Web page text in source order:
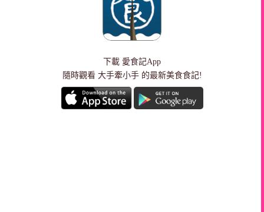
下載 愛食記App
隨時觀看 大手牽小手 的最新美食食記!